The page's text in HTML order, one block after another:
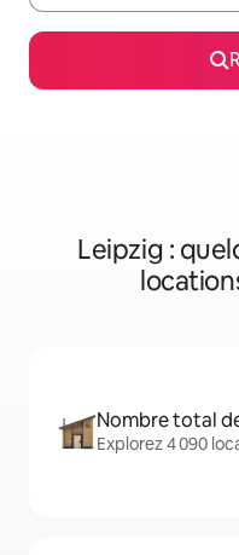
Leipzig :
Nombre total
Explorez 4 090